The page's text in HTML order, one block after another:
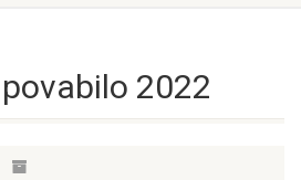
2022